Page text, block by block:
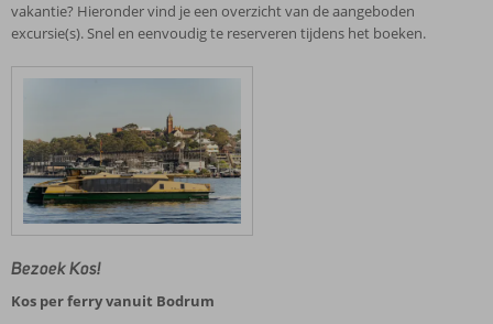
vakantie? Hieronder vind je een overzicht van de aangeboden
excursie(s). Snel en eenvoudig te reserveren tijdens het boeken.
Bezoek Kos!
Kos per ferry vanuit Bodrum